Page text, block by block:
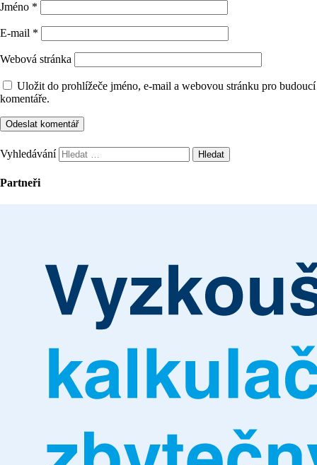
Jméno *
E-mail *
Webová stránka
Uložit do prohlížeče jméno, e-mail a webovou stránku pro budoucí
komentáře.
Vyhledávání
Partneři